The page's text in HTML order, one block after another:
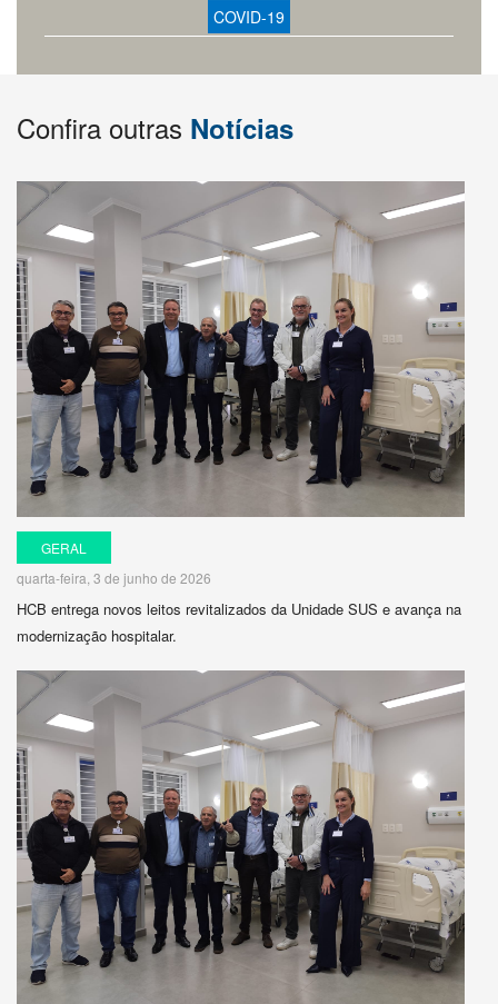
COVID-19
Confira outras Notícias
GERAL
quarta-feira, 3 de junho de 2026
HCB entrega novos leitos revitalizados da Unidade SUS e avança na
modernização hospitalar.